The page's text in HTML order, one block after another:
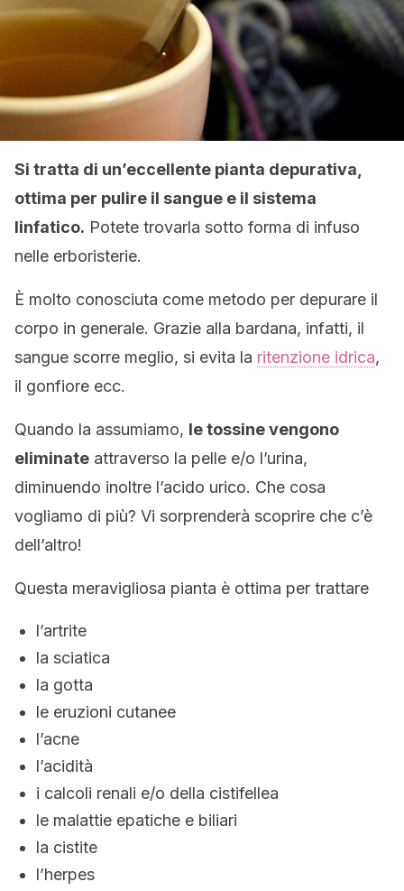
Si tratta di un’eccellente pianta depurativa,
ottima per pulire il sangue e il sistema
linfatico. Potete trovarla sotto forma di infuso
nelle erboristerie.
È molto conosciuta come metodo per depurare il
corpo in generale. Grazie alla bardana, infatti, il
sangue scorre meglio, si evita la ritenzione idrica,
il gonfiore ecc.
Quando la assumiamo, le tossine vengono
eliminate attraverso la pelle e/o l’urina,
diminuendo inoltre l’acido urico. Che cosa
vogliamo di più? Vi sorprenderà scoprire che c’è
dell’altro!
Questa meravigliosa pianta è ottima per trattare
l’artrite
la sciatica
la gotta
le eruzioni cutanee
l’acne
l’acidità
i calcoli renali e/o della cistifellea
le malattie epatiche e biliari
la cistite
l’herpes